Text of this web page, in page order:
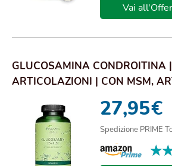
Vai
GLUCOSAMINA CONDROITINA
ARTICOLAZIONI | CON MSM,
27,95€
Spedizione PRIME